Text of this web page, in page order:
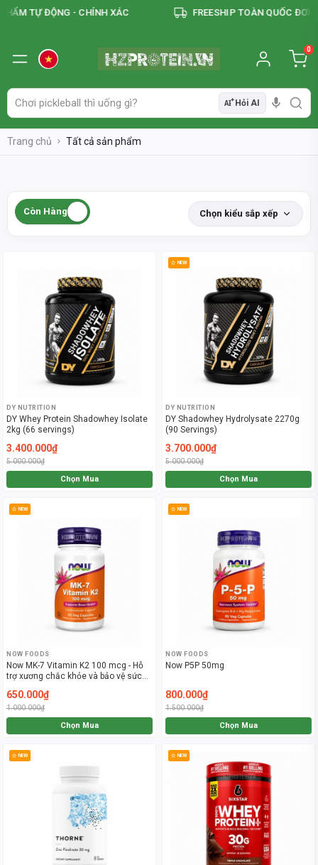
TỰ ĐỘNG - CHÍNH XÁC FREESHIP TOÀN QUỐC ĐƠN TỪ
AI Hỏi AI
0
Trang chủ Tất cả sản phẩm
Còn Hàng Chọn kiểu sắp xếp
DY NUTRITION
DY Whey Protein Shadowhey Isolate
2kg (66 servings)
3.400.000₫
5.000.000₫
Chọn Mua
NEW
DY NUTRITION
DY Shadowhey Hydrolysate 2270g
(90 Servings)
3.700.000₫
5.000.000₫
Chọn Mua
NEW
NOW FOODS
Now MK-7 Vitamin K2 100 mcg - Hỗ
trợ xương chắc khỏe và bảo vệ sức
650.000₫
1.000.000₫
Chọn Mua
NEW
NOW FOODS
Now P5P 50mg
800.000₫
1.500.000₫
Chọn Mua
NEW NEW